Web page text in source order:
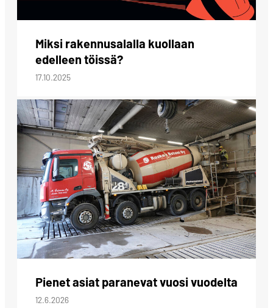
Miksi rakennusalalla kuollaan
edelleen töissä?
17.10.2025
Pienet asiat paranevat vuosi vuodelta
12.6.2026